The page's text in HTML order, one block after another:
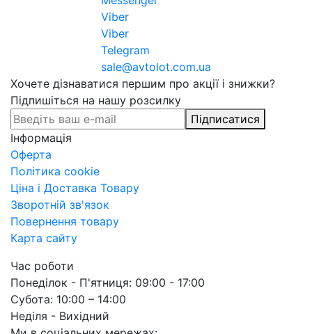
Viber
Viber
Telegram
sale@avtolot.com.ua
Хочете дізнаватися першим про акції і знижки?
Підпишіться на нашу розсилку
Підписатися
Інформація
Оферта
Політика cookie
Ціна і Доставка Товару
Зворотній зв'язок
Повернення товару
Карта сайту
Час роботи
Понеділок - П'ятниця: 09:00 - 17:00
Субота: 10:00 – 14:00
Неділя - Вихідний